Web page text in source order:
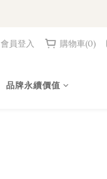
會員登入 購物車(0)
品牌永續價值